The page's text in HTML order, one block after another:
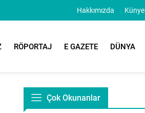
Hakkımızda Künye
RÖPORTAJ E GAZETE DÜNYA
Çok Okunanlar